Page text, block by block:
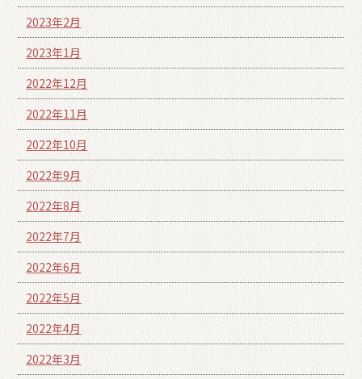
2023年2月
2023年1月
2022年12月
2022年11月
2022年10月
2022年9月
2022年8月
2022年7月
2022年6月
2022年5月
2022年4月
2022年3月